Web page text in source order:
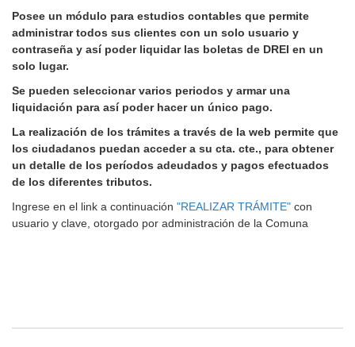
Posee un módulo para estudios contables que permite
administrar todos sus clientes con un solo usuario y
contraseña y así poder liquidar las boletas de DREI en un
solo lugar.
Se pueden seleccionar varios periodos y armar una
liquidación para así poder hacer un único pago.
La realización de los trámites a través de la web permite que
los ciudadanos puedan acceder a su cta. cte., para obtener
un detalle de los períodos adeudados y pagos efectuados
de los diferentes tributos.
Ingrese en el link a continuación "REALIZAR TRÁMITE" con
usuario y clave, otorgado por administración de la Comuna